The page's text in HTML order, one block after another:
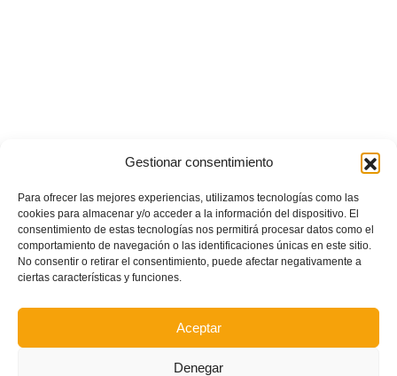
Gestionar consentimiento
Para ofrecer las mejores experiencias, utilizamos tecnologías como las
cookies para almacenar y/o acceder a la información del dispositivo. El
consentimiento de estas tecnologías nos permitirá procesar datos como el
comportamiento de navegación o las identificaciones únicas en este sitio.
No consentir o retirar el consentimiento, puede afectar negativamente a
ciertas características y funciones.
Aceptar
Denegar